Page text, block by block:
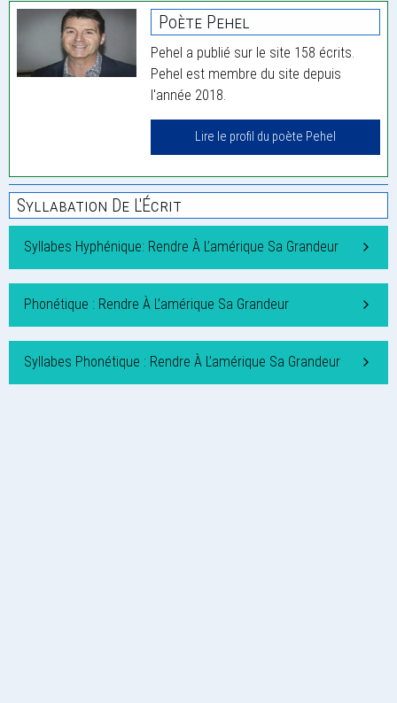
Poète Pehel
Pehel a publié sur le site 158 écrits.
Pehel est membre du site depuis
l'année 2018.
Lire le profil du poète Pehel
Syllabation De L'Écrit
Syllabes Hyphénique: Rendre À L’amérique Sa Grandeur
Phonétique : Rendre À L’amérique Sa Grandeur
Syllabes Phonétique : Rendre À L’amérique Sa Grandeur